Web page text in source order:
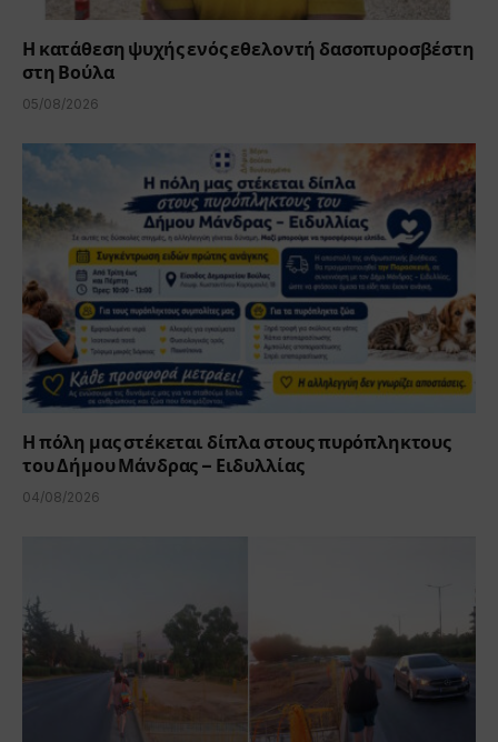
Η κατάθεση ψυχής ενός εθελοντή δασοπυροσβέστη
στη Βούλα
05/08/2026
Η πόλη μας στέκεται δίπλα στους πυρόπληκτους
του Δήμου Μάνδρας – Ειδυλλίας
04/08/2026